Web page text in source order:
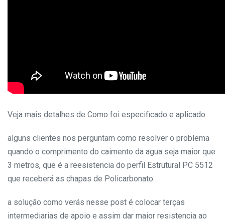
Veja mais detalhes de Como foi especificado e aplicado.
alguns clientes nos perguntam como resolver o problema
quando o comprimento do caimento da agua seja maior que
3 metros, que é a reesistencia do perfil Estrutural PC 5512
que receberá as chapas de Policarbonato .
a solução como verás nesse post é colocar terças
intermediarias de apoio e assim dar maior resistencia ao